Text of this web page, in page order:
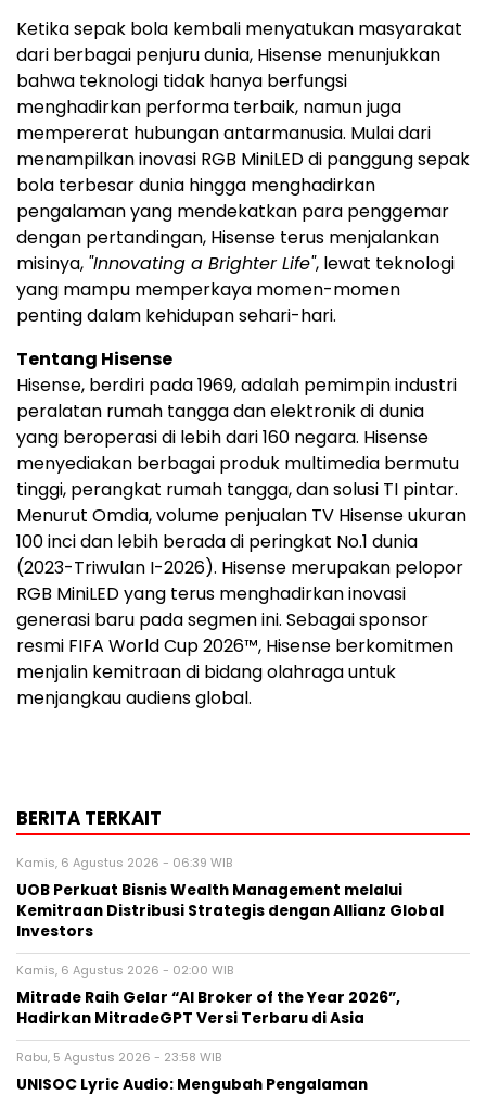
Ketika sepak bola kembali menyatukan masyarakat
dari berbagai penjuru dunia, Hisense menunjukkan
bahwa teknologi tidak hanya berfungsi
menghadirkan performa terbaik, namun juga
mempererat hubungan antarmanusia. Mulai dari
menampilkan inovasi RGB MiniLED di panggung sepak
bola terbesar dunia hingga menghadirkan
pengalaman yang mendekatkan para penggemar
dengan pertandingan, Hisense terus menjalankan
misinya, "Innovating a Brighter Life", lewat teknologi
yang mampu memperkaya momen-momen
penting dalam kehidupan sehari-hari.
Tentang Hisense
Hisense, berdiri pada 1969, adalah pemimpin industri
peralatan rumah tangga dan elektronik di dunia
yang beroperasi di lebih dari 160 negara. Hisense
menyediakan berbagai produk multimedia bermutu
tinggi, perangkat rumah tangga, dan solusi TI pintar.
Menurut Omdia, volume penjualan TV Hisense ukuran
100 inci dan lebih berada di peringkat No.1 dunia
(2023-Triwulan I-2026). Hisense merupakan pelopor
RGB MiniLED yang terus menghadirkan inovasi
generasi baru pada segmen ini. Sebagai sponsor
resmi FIFA World Cup 2026™, Hisense berkomitmen
menjalin kemitraan di bidang olahraga untuk
menjangkau audiens global.
BERITA TERKAIT
Kamis, 6 Agustus 2026 - 06:39 WIB
UOB Perkuat Bisnis Wealth Management melalui
Kemitraan Distribusi Strategis dengan Allianz Global
Investors
Kamis, 6 Agustus 2026 - 02:00 WIB
Mitrade Raih Gelar “AI Broker of the Year 2026”,
Hadirkan MitradeGPT Versi Terbaru di Asia
Rabu, 5 Agustus 2026 - 23:58 WIB
UNISOC Lyric Audio: Mengubah Pengalaman